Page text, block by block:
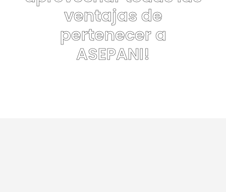
ventajas de
pertenecer a
ASEPANI!